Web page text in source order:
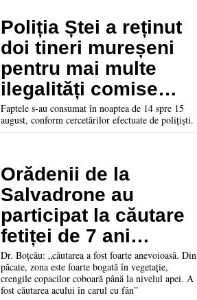
Poliția Ștei a reținut
doi tineri mureșeni
pentru mai multe
ilegalități comise
noaptea
Faptele s-au consumat în noaptea de 14 spre 15
august, conform cercetărilor efectuate de polițiști.
Orădenii de la
Salvadrone au
participat la căutare
fetiței de 7 ani
înecate în Mureș
Dr. Boțcău: „căutarea a fost foarte anevoioasă. Din
păcate, zona este foarte bogată în vegetație,
crengile copacilor coboară până la nivelul apei. A
fost căutarea acului în carul cu fân”